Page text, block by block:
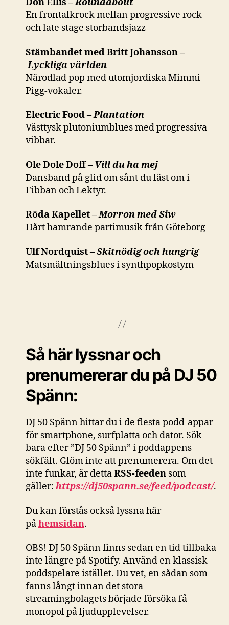
Don Ellis –Roundabout
En frontalkrock mellan progressive rock
och late stage storbandsjazz
Stämbandet med Britt Johansson –
Lyckliga världen
Närodlad pop med utomjordiska Mimmi
Pigg-vokaler.
Electric Food –Plantation
Västtysk plutoniumblues med progressiva
vibbar.
Ole Dole Doff – Vill du ha mej
Dansband på glid om sånt du läst om i
Fibban och Lektyr.
Röda Kapellet –Morron med Siw
Hårt hamrande partimusik från Göteborg
Ulf Nordquist –Skitnödig och hungrig
Matsmältningsblues i synthpopkostym
Så här lyssnar och
prenumererar du på DJ 50
Spänn:
DJ 50 Spänn hittar du i de flesta podd-appar
för smartphone, surfplatta och dator. Sök
bara efter ”DJ 50 Spänn” i poddappens
sökfält. Glöm inte att prenumerera. Om det
inte funkar, är dettaRSS-feeden som
gäller: https://dj50spann.se/feed/podcast/.
Du kan förstås ocksålyssna här
påhemsidan.
OBS! DJ 50 Spänn finns sedan en tid tillbaka
inte längre på Spotify. Använd en klassisk
poddspelare istället. Du vet, en sådan som
fanns långt innan det stora
streamingbolagets började försöka få
monopol på ljudupplevelser.